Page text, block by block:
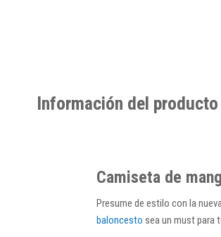
Información del producto
Camiseta de
Presume de estilo con la
baloncesto sea un must para